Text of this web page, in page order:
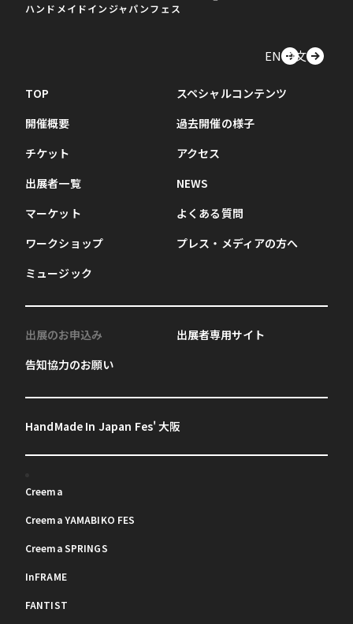
ハンドメイドインジャパンフェス
EN中文
TOP
開催概要
チケット
出展者一覧
マーケット
ワークショップ
ミュージック
スペシャルコンテンツ
過去開催の様子
アクセス
NEWS
よくある質問
プレス・メディアの方へ
出展のお申込み
告知協力のお願い
出展者専用サイト
HandMade In Japan Fes' 大阪
Creema
Creema YAMABIKO FES
Creema SPRINGS
InFRAME
FANTIST